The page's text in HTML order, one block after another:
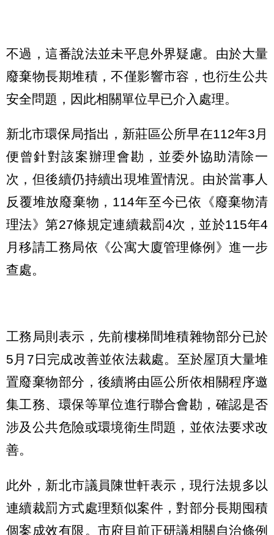
不過，這番說法並未平息外界疑慮。由於大量
廢棄物長期堆積，不僅影響市容，也衍生公共
安全問題，因此相關單位早已介入處理。
新北市環保局指出，新莊區公所早在112年3月
便曾針對該案辦理會勘，並委外協助清除一
次，但後續仍持續出現堆置情況。由於當事人
反覆堆放廢棄物，114年至今已依《廢棄物清
理法》第27條規定連續裁罰4次，並於115年4
月移請工務局依《公寓大廈管理條例》進一步
查處。
工務局則表示，先前樓梯間堆積雜物部分已於
5月7日完成改善並依法裁處。至於屋頂大量堆
置廢棄物部分，後續將由區公所依相關程序邀
集工務、環保等單位進行聯合會勘，確認是否
涉及公共危險或環境衛生問題，並依法要求改
善。
此外，新北市議員陳世軒表示，現行法規多以
連續裁罰方式處理類似案件，對部分長期囤積
個案成效有限。市府目前正研議相關自治條例